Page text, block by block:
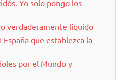
Yo solo pongo los
verdaderamente líquido
España que establezca la
por el Mundo y